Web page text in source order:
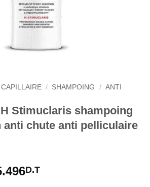
CAPILLAIRE / SHAMPOING / ANTI
Stimuclaris shampoing
anti chute anti pelliculaire
D.TLe